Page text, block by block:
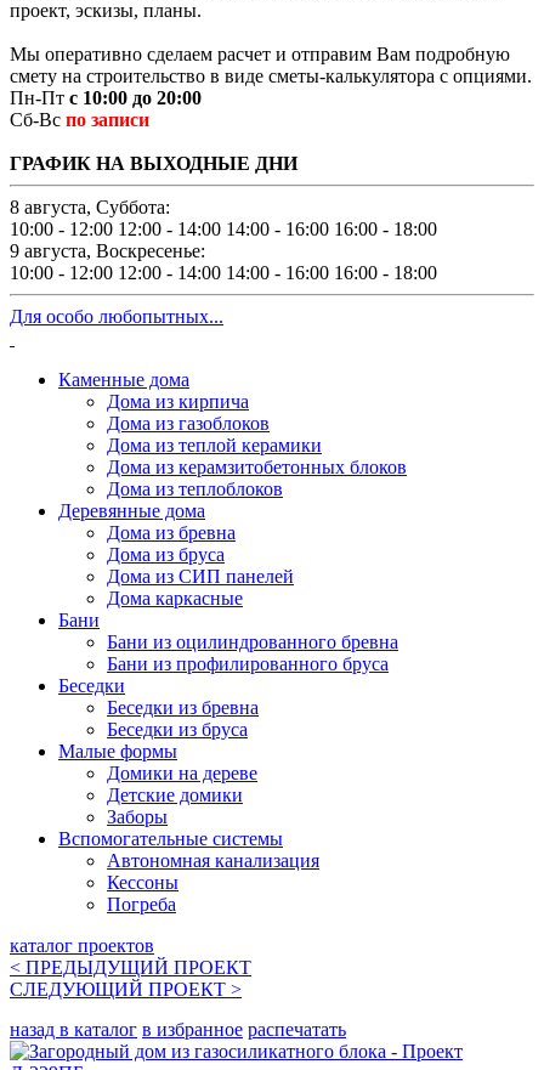
проект, эскизы, планы.
Мы оперативно сделаем расчет и отправим Вам подробную
смету на строительство в виде сметы-калькулятора с опциями.
Пн-Пт с 10:00 до 20:00
Сб-Вс по записи
ГРАФИК НА ВЫХОДНЫЕ ДНИ
8 августа, Суббота:
10:00 - 12:00 12:00 - 14:00 14:00 - 16:00 16:00 - 18:00
9 августа, Воскресенье:
10:00 - 12:00 12:00 - 14:00 14:00 - 16:00 16:00 - 18:00
Для особо любопытных...
Каменные дома
Дома из кирпича
Дома из газоблоков
Дома из теплой керамики
Дома из керамзитобетонных блоков
Дома из теплоблоков
Деревянные дома
Дома из бревна
Дома из бруса
Дома из СИП панелей
Дома каркасные
Бани
Бани из оцилиндрованного бревна
Бани из профилированного бруса
Беседки
Беседки из бревна
Беседки из бруса
Малые формы
Домики на дереве
Детские домики
Заборы
Вспомогательные системы
Автономная канализация
Кессоны
Погреба
каталог проектов
< ПРЕДЫДУЩИЙ ПРОЕКТ
СЛЕДУЮЩИЙ ПРОЕКТ >
назад в каталог в избранное распечатать